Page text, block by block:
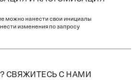
можно нанести свои инициалы
изменения по запросу
СВЯЖИТЕСЬ С НАМИ